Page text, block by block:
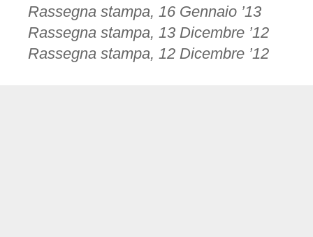
Rassegna stampa, 16 Gennaio ’13
Rassegna stampa, 13 Dicembre ’12
Rassegna stampa, 12 Dicembre ’12